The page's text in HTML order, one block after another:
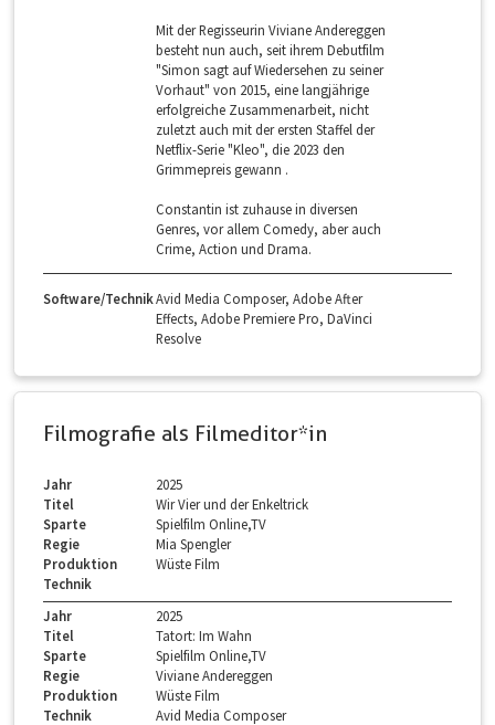
Mit der Regisseurin Viviane Andereggen
besteht nun auch, seit ihrem Debutfilm
"Simon sagt auf Wiedersehen zu seiner
Vorhaut" von 2015, eine langjährige
erfolgreiche Zusammenarbeit, nicht
zuletzt auch mit der ersten Staffel der
Netflix-Serie "Kleo", die 2023 den
Grimmepreis gewann .
Constantin ist zuhause in diversen
Genres, vor allem Comedy, aber auch
Crime, Action und Drama.
Software/TechnikAvid Media Composer, Adobe After
Effects, Adobe Premiere Pro, DaVinci
Resolve
Filmografie als Filmeditor*in
Jahr
2025
Titel
Wir Vier und der Enkeltrick
Sparte
Spielfilm Online,TV
Regie
Mia Spengler
Produktion
Wüste Film
Technik
Jahr
2025
Titel
Tatort: Im Wahn
Sparte
Spielfilm Online,TV
Regie
Viviane Andereggen
Produktion
Wüste Film
Technik
Avid Media Composer